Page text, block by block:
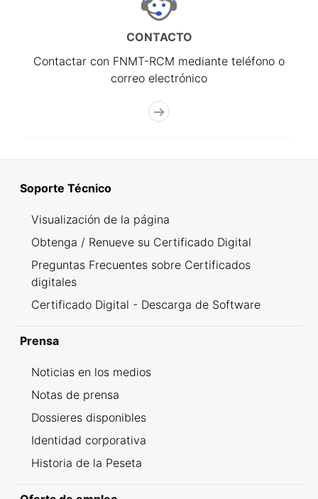
CONTACTO
Contactar con FNMT-RCM mediante teléfono o
correo electrónico
Soporte Técnico
Visualización de la página
Obtenga / Renueve su Certificado Digital
Preguntas Frecuentes sobre Certificados
digitales
Certificado Digital - Descarga de Software
Prensa
Noticias en los medios
Notas de prensa
Dossieres disponibles
Identidad corporativa
Historia de la Peseta